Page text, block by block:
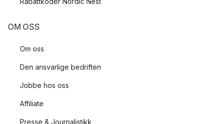
OM OSS
Om oss
Den ansvarlige bedriften
Jobbe hos oss
Affiliate
Presse & Journalistikk